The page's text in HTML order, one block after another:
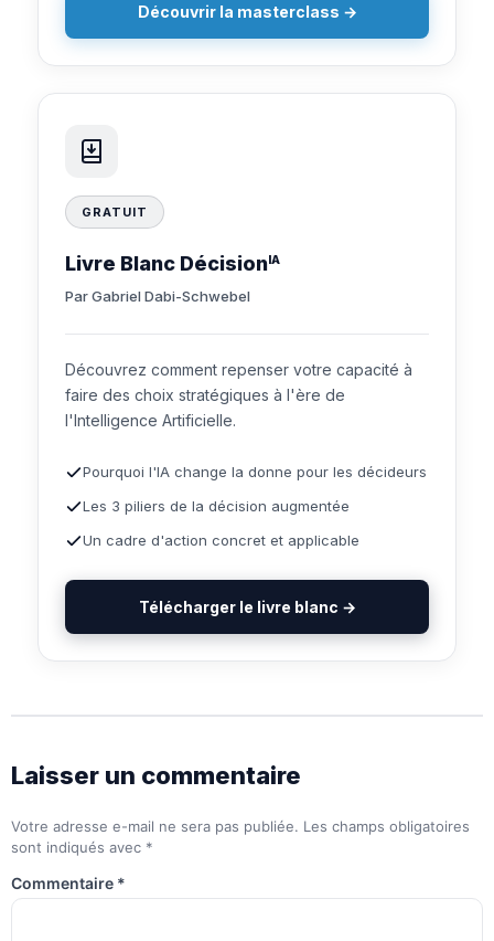
Découvrir la masterclass →
GRATUIT
Livre Blanc Décision IA
Par Gabriel Dabi-Schwebel
Découvrez comment repenser votre capacité à
faire des choix stratégiques à l'ère de
l'Intelligence Artificielle.
Pourquoi l'IA change la donne pour les décideurs
Les 3 piliers de la décision augmentée
Un cadre d'action concret et applicable
Télécharger le livre blanc →
Laisser un commentaire
Votre adresse e-mail ne sera pas publiée. Les champs obligatoires
sont indiqués avec *
Commentaire *